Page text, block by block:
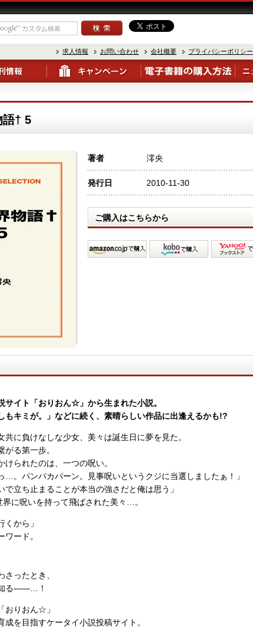
求人情報 お問い合わせ 会社概要 プライバシーポリシー
語† 5
著者 澪央
発行日 2010-11-30
ご購入はこちらから
サイト「おりおん☆」から生まれた小説。
もキミが。」などに続く、素晴らしい作品に出逢えるかも!?
共に負けなしな少女、美々は誕生日に夢を見た。
がる第一歩。
られたのは、一つの呪い。
…。パンパカパーン。見事呪いというクジに当選しましたぁ！」
で立ち止まることが本当の強さだと俺は思う」
界に呪いを持って飛ばされた美々…。
くから」
ード。
さったとき、
る――…！
おりおん☆」
成を目指すケータイ小説投稿サイト。